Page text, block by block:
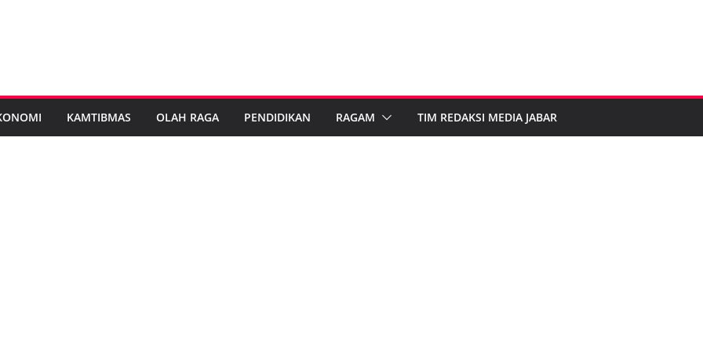
KAMTIBMAS OLAH RAGA PENDIDIKAN RAGAM TIM REDAKSI MEDIA JABAR